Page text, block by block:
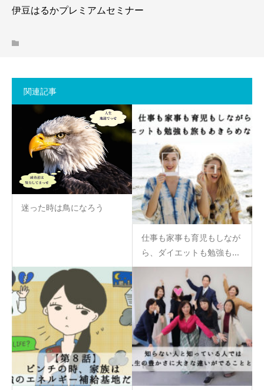
伊豆はるかプレミアムセミナー
関連記事
迷った時は鳥になろう
仕事も家事も育児もしなが
ら、ダイエットも勉強も...